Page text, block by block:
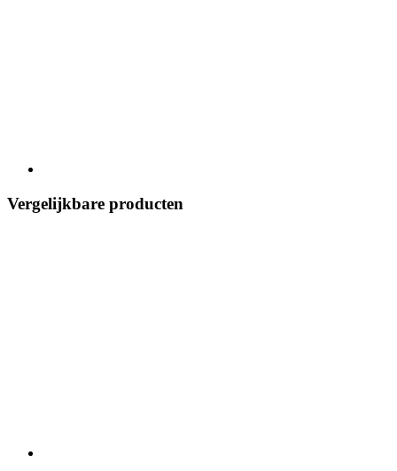
Vergelijkbare producten